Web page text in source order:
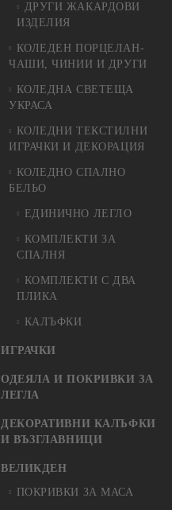
ДРУГИ ЖАКАРДОВИ
ИЗДЕЛИЯ
КОЛЕДЕН ПОРЦЕЛАН-
ЧАШИ, ЧИНИИ И ДРУГИ
КОЛЕДНА СВЕТЕЩА
УКРАСА
КОЛЕДНИ ТЕКСТИЛНИ
ИГРАЧКИ И ДЕКОРАЦИЯ
КОЛЕДНO СПАЛНO
БЕЛЬО
ЕДИНИЧНО ЛЕГЛО
КОМПЛЕКТИ ЗА
СПАЛНЯ
КОМПЛЕКТИ С ДВА
ПЛИКА
КАЛЪФКИ
ИГРАЧКИ
ОДЕЯЛА И ПОКРИВКИ ЗА
ЛЕГЛА
ДЕКОРАТИВНИ КАЛЪФКИ
И ВЪЗГЛАВНИЦИ
ВЕЛИКДЕН
ПОКРИВКИ ЗА МАСА